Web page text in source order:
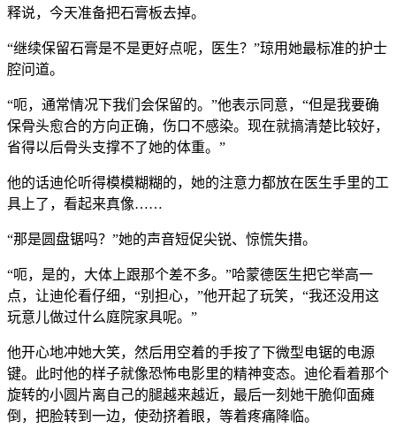
释说，今天准备把石膏板去掉。
“继续保留石膏是不是更好点呢，医生？”琼用她最标准的护士
腔问道。
“呃，通常情况下我们会保留的。”他表示同意，“但是我要确
保骨头愈合的方向正确，伤口不感染。现在就搞清楚比较好，
省得以后骨头支撑不了她的体重。”
他的话迪伦听得模模糊糊的，她的注意力都放在医生手里的工
具上了，看起来真像……
“那是圆盘锯吗？”她的声音短促尖锐、惊慌失措。
“呃，是的，大体上跟那个差不多。”哈蒙德医生把它举高一
点，让迪伦看仔细，“别担心，”他开起了玩笑，“我还没用这
玩意儿做过什么庭院家具呢。”
他开心地冲她大笑，然后用空着的手按了下微型电锯的电源
键。此时他的样子就像恐怖电影里的精神变态。迪伦看着那个
旋转的小圆片离自己的腿越来越近，最后一刻她干脆仰面瘫
倒，把脸转到一边，使劲挤着眼，等着疼痛降临。